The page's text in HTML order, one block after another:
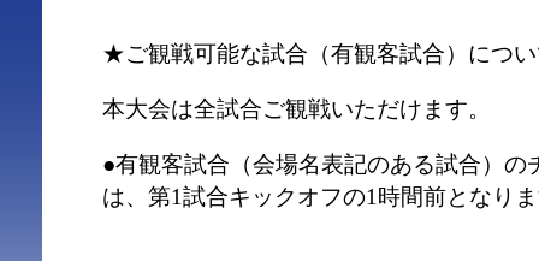
★ご観戦可能な試合（有観客試合）につ
本大会は全試合ご観戦いただけます。
●有観客試合（会場名表記のある試合）の
は、第1試合キックオフの1時間前となり